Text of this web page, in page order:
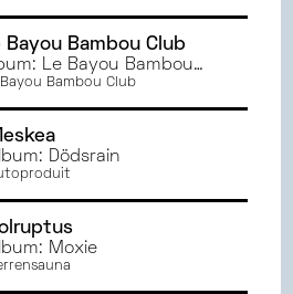
Bayou Bambou Club
Le Bayou Bambou
2
Bambou Club
Dödsrain
Moxie